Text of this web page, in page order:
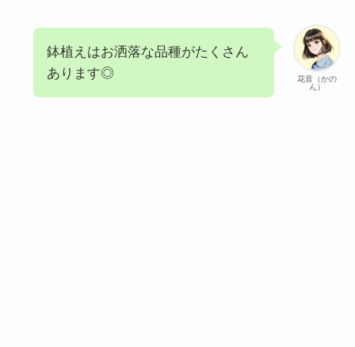
花音（かの
ん）
鉢植えはお洒落な品種がたくさん
あります◎